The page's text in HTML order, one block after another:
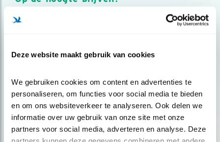
Deze website maakt gebruik van cookies
We gebruiken cookies om content en advertenties te
personaliseren, om functies voor social media te bieden
en om ons websiteverkeer te analyseren. Ook delen we
informatie over uw gebruik van onze site met onze
partners voor social media, adverteren en analyse. Deze
partners kunnen deze gegevens combineren met andere
Meld je aan en ontvang nieuws, inspiratie, acties en tips
over vogels en activiteiten van Vogelbescherming.